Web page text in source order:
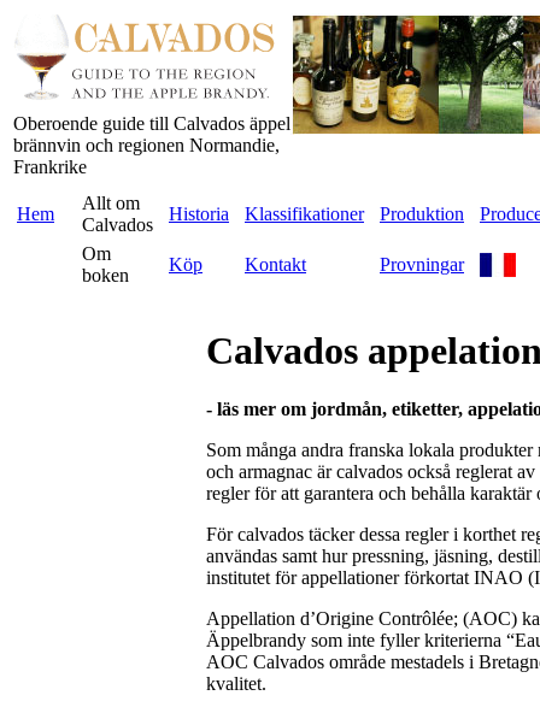
Oberoende guide till Calvados äppel
brännvin och regionen Normandie,
Frankrike
Hem
Allt om
Calvados
Historia Klassifikationer Produktion
Om
boken
Köp Kontakt Provningar
Calvados
- läs mer om jordmån, etiketter,
Som många andra franska lokala
och armagnac är calvados också reglerat
regler för att garantera och behålla
För calvados täcker dessa regler i korthet
användas samt hur pressning, jäsning,
institutet för appellationer förkortat INAO
Appellation d’Origine Contrôlée; (AOC)
Äppelbrandy som inte fyller kriterierna
AOC Calvados område mestadels i
kvalitet.